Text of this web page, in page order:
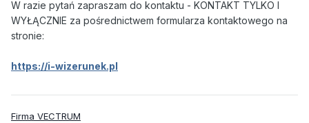
W razie pytań zapraszam do kontaktu - KONTAKT TYLKO I
WYŁĄCZNIE za pośrednictwem formularza kontaktowego na
stronie:
https://i-wizerunek.pl
Firma VECTRUM